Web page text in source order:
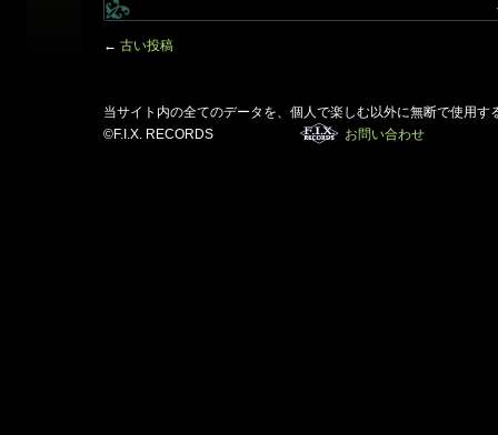
← 古い投稿
当サイト内の全てのデータを、個人で楽しむ以外に無断で使用す
©F.I.X. RECORDS
お問い合わせ